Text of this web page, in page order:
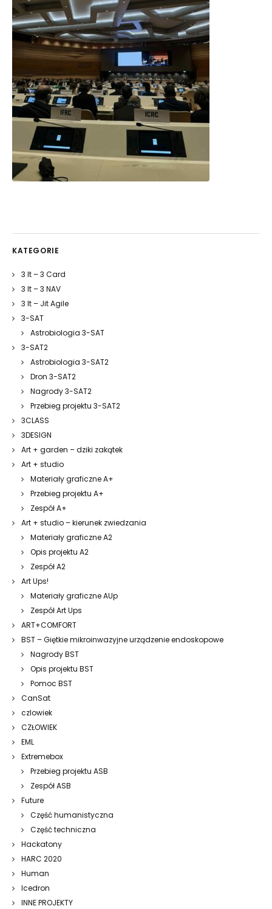
KATEGORIE
3 It – 3 Card
3 It – 3 NAV
3 It – Jit Agile
3-SAT
Astrobiologia 3-SAT
3-SAT2
Astrobiologia 3-SAT2
Dron 3-SAT2
Nagrody 3-SAT2
Przebieg projektu 3-SAT2
3CLASS
3DESIGN
Art + garden – dziki zakątek
Art + studio
Materiały graficzne A+
Przebieg projektu A+
Zespół A+
Art + studio – kierunek zwiedzania
Materiały graficzne A2
Opis projektu A2
Zespół A2
Art Ups!
Materiały graficzne AUp
Zespół Art Ups
ART+COMFORT
BST – Giętkie mikroinwazyjne urządzenie endoskopowe
Nagrody BST
Opis projektu BST
Pomoc BST
CanSat
czlowiek
CZŁOWIEK
EML
Extremebox
Przebieg projektu ASB
Zespół ASB
Future
Część humanistyczna
Część techniczna
Hackatony
HARC 2020
Human
Icedron
INNE PROJEKTY